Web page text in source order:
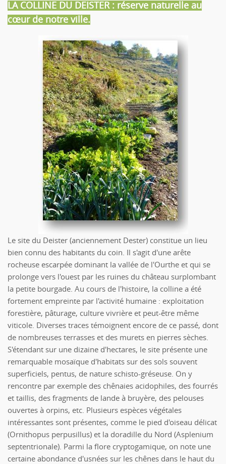
LA COLLINE DU DEISTER : réserve naturelle au
cœur de notre ville.
Le site du Deister (anciennement Dester) constitue un lieu
bien connu des habitants du coin. Il s'agit d'une arête
rocheuse escarpée dominant la vallée de l'Ourthe et qui se
prolonge vers l'ouest par les ruines du château surplombant
la petite bourgade. Au cours de l'histoire, la colline a été
fortement empreinte par l'activité humaine : exploitation
forestière, pâturage, culture vivrière et peut-être même
viticole. Diverses traces témoignent encore de ce passé, dont
de nombreuses terrasses et des murets en pierres sèches.
S'étendant sur une dizaine d'hectares, le site présente une
remarquable mosaïque d'habitats sur des sols souvent
superficiels, pentus, de nature schisto-gréseuse. On y
rencontre par exemple des chênaies acidophiles, des fourrés
et taillis, des fragments de lande à bruyère, des pelouses
ouvertes à orpins, etc. Plusieurs espèces végétales
intéressantes sont présentes, comme le pied d'oiseau délicat
(Ornithopus perpusillus) et la doradille du Nord (Asplenium
septentrionale). Parmi la flore cryptogamique, on note une
certaine abondance d'usnées sur les chênes dans le haut du